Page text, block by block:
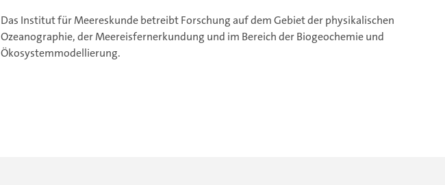
Das Institut für Meereskunde betreibt Forschung auf dem Gebiet der physikalischen
Ozeanographie, der Meereisfernerkundung und im Bereich der Biogeochemie und
Ökosystemmodellierung.